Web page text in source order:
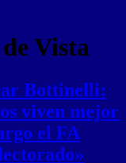
Vista
Bottinelli:
viven mejor
el FA